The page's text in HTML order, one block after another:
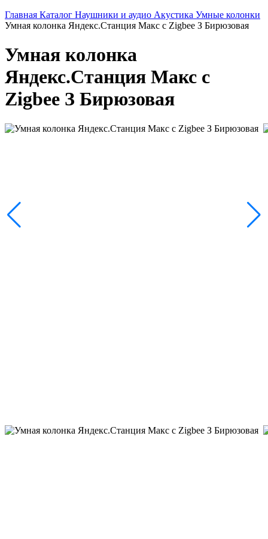
Главная Каталог Наушники и аудио Акустика Умные колонки
Умная колонка Яндекс.Станция Макс с Zigbee З Бирюзовая
Умная колонка
Яндекс.Станция Макс с
Zigbee З Бирюзовая